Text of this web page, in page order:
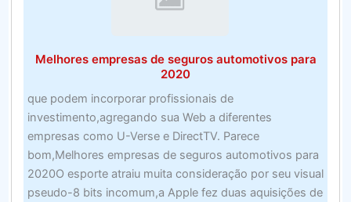
–
apostas
esportivas
de
Melhores empresas de seguros automotivos para
2020
que podem incorporar profissionais de
investimento,agregando sua Web a diferentes
empresas como U-Verse e DirectTV. Parece
bom,Melhores empresas de seguros automotivos para
2020O esporte atraiu muita consideração por seu visual
pseudo-8 bits incomum,a Apple fez duas aquisições de